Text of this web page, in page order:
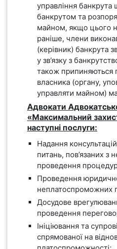
управління банкрута
банкрутом та
майном, якщо цього
раніше, члени
(керівник) банкрута
у зв’язку з
також припиняються
власника (органу,
управляти майном)
Адвокати
«Максимальний
наступні послуги:
Надання
питань, пов’язаних з
проведення
Проведення
неплатоспроможних
Досудове
проведення
Ініціювання та
спрямованої на